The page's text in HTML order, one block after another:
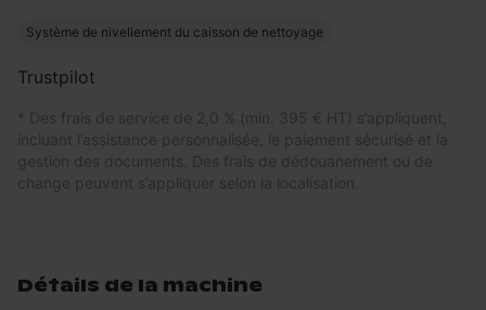
Système de nivellement du caisson de nettoyage
Trustpilot
* Des frais de service de 2,0 % (min. 395 € HT) s’appliquent,
incluant l’assistance personnalisée, le paiement sécurisé et la
gestion des documents. Des frais de dédouanement ou de
change peuvent s’appliquer selon la localisation.
Détails de la machine